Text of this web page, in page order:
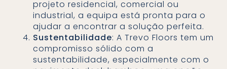
projeto residencial, comercial ou
industrial, a equipa está pronta para o
ajudar a encontrar a solução perfeita.
Sustentabilidade: A Trevo Floors tem um
compromisso sólido com a
sustentabilidade, especialmente com o